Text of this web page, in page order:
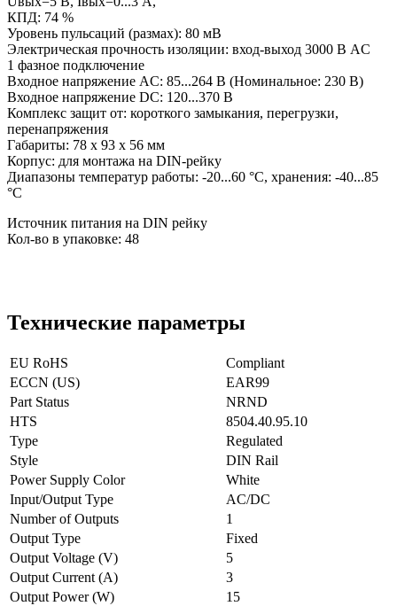
КПД: 74 %
Уровень пульсаций (размах): 80 мВ
Электрическая прочность изоляции: вход-выход 3000 В AC
1 фазное подключение
Входное напряжение AC: 85...264 В (Номинальное: 230 В)
Входное напряжение DC: 120...370 В
Комплекс защит от: короткого замыкания, перегрузки,
перенапряжения
Габариты: 78 x 93 x 56 мм
Корпус: для монтажа на DIN-рейку
Диапазоны температур работы: -20...60 °C, хранения: -40...85
°C
Источник питания на DIN рейку
Кол-во в упаковке: 48
Технические параметры
EU RoHS
Compliant
ECCN (US)
EAR99
Part Status
NRND
HTS
8504.40.95.10
Type
Regulated
Style
DIN Rail
Power Supply Color
White
Input/Output Type
AC/DC
Number of Outputs
1
Output Type
Fixed
Output Voltage (V)
5
Output Current (A)
3
Output Power (W)
15